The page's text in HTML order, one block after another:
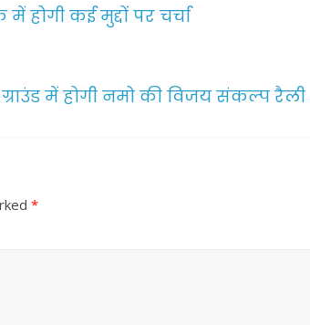
होगी कई मुद्दों पर चर्चा
में होगी नमो की विजय संकल्प रैली
*